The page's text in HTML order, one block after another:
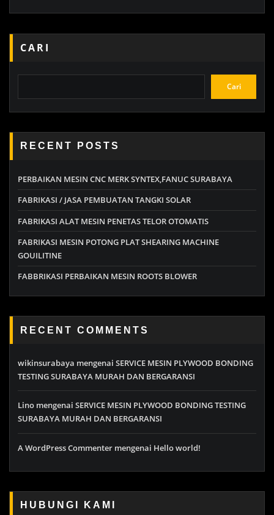
CARI
Cari
RECENT POSTS
PERBAIKAN MESIN CNC MERK SYNTEX,FANUC SURABAYA
FABRIKASI / JASA PEMBUATAN TANGKI SOLAR
FABRIKASI ALAT MESIN PENETAS TELOR OTOMATIS
FABRIKASI MESIN POTONG PLAT SHEARING MACHINE
GOUILITINE
FABBRIKASI PERBAIKAN MESIN ROOTS BLOWER
RECENT COMMENTS
wikinsurabaya mengenai SERVICE MESIN PLYWOOD BONDING
TESTING SURABAYA MURAH DAN BERGARANSI
Lino mengenai SERVICE MESIN PLYWOOD BONDING TESTING
SURABAYA MURAH DAN BERGARANSI
A WordPress Commenter mengenai Hello world!
HUBUNGI KAMI